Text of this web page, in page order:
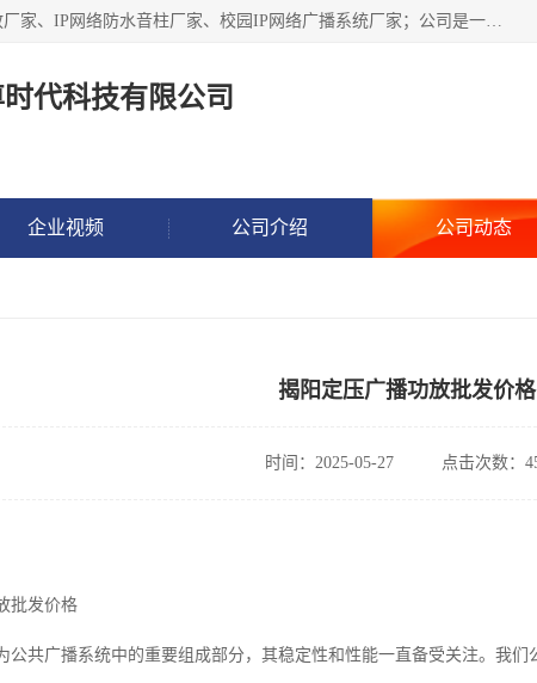
深圳市鼎尊时代科技有限公司主要从事：IP网络定压广播功放厂家、IP网络防水音柱厂家、校园IP网络广播系统厂家；公司是一家集研发、生产、销售公共广播器材于一体的现代电子科技企业。公司成立多年来，本着“自主研发技术、开拓稳定的产品”的宗旨，集多年的行业经验，引航广播行业的迅猛发展，使产品能够适应时代技术发展的需要。
代科技有限公司
企业视频 公司介绍 公司动态
揭阳定压广播功放批发价格
时间：2025-05-27 点击次数：
批发价格
公共广播系统中的重要组成部分，其稳定性和性能一直备受关注。我